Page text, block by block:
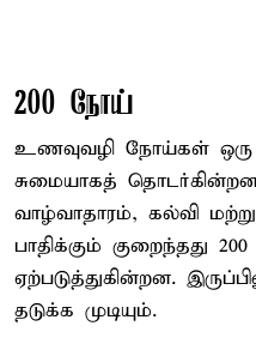
200 நோய்
உணவுவழி நோய்கள்
சுமையாகத்
வாழ்வாதாரம், கல்வி
பாதிக்கும் குறைந்தது
ஏற்படுத்துகின்றன.
தடுக்க முடியும்.